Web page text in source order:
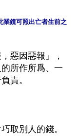
業鏡可照出亡者生前之
惡因惡報」，
所作所爲、一
責。
取別人的錢。